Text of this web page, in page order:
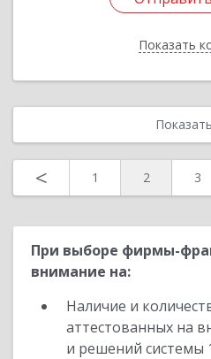
Показать
< 1 2 3
При выборе фирмы-
внимание на:
Наличие и
аттестованных на
и решений системы